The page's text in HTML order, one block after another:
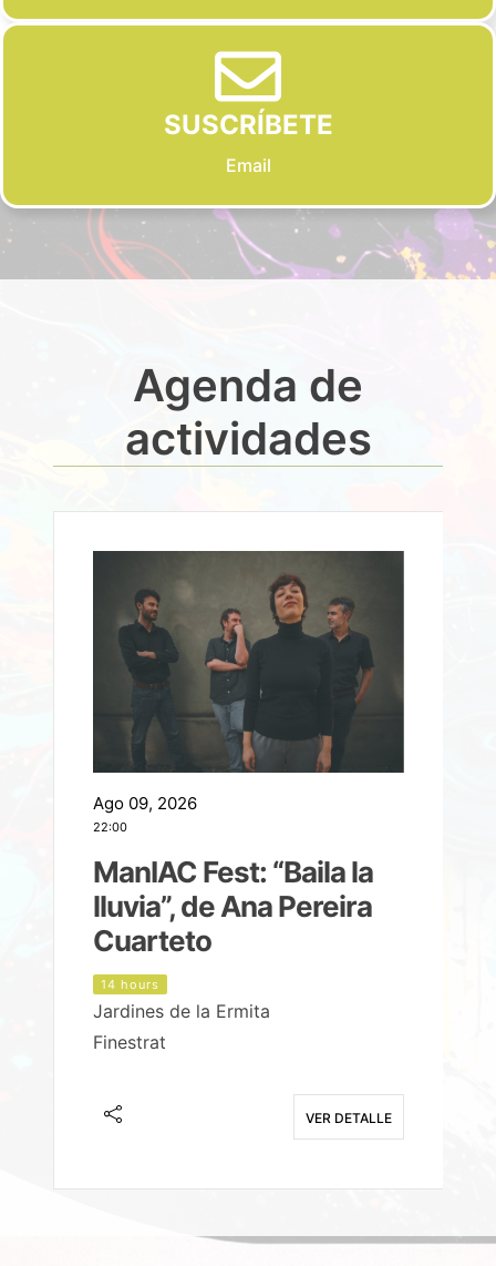
SUSCRÍBETE
Email
Agenda de
actividades
Ago 09, 2026
22:00
ManIAC Fest: “Baila la
lluvia”, de Ana Pereira
Cuarteto
14 hours
Jardines de la Ermita
Finestrat
VER DETALLE